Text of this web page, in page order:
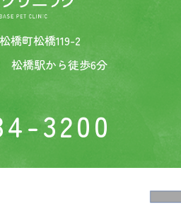
橋町松橋119-2
松橋駅から徒歩6分
3200